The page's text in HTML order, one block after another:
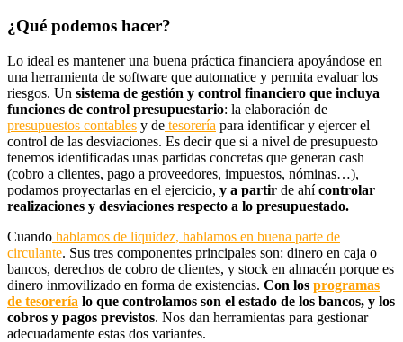
¿Qué podemos hacer?
Lo ideal es mantener una buena práctica financiera apoyándose en
una herramienta de software que automatice y permita evaluar los
riesgos. Un sistema de gestión y control financiero que incluya
funciones de control presupuestario: la elaboración de
presupuestos contables y de tesorería para identificar y ejercer el
control de las desviaciones. Es decir que si a nivel de presupuesto
tenemos identificadas unas partidas concretas que generan cash
(cobro a clientes, pago a proveedores, impuestos, nóminas…),
podamos proyectarlas en el ejercicio, y a partir de ahícontrolar
realizaciones y desviaciones respecto a lo presupuestado.
Cuando hablamos de liquidez, hablamos en buena parte de
circulante. Sus tres componentes principales son: dinero en caja o
bancos, derechos de cobro de clientes, y stock en almacén porque es
dinero inmovilizado en forma de existencias. Con los programas
de tesorería lo que controlamos son el estado de los bancos, y los
cobros y pagos previstos. Nos dan herramientas para gestionar
adecuadamente estas dos variantes.